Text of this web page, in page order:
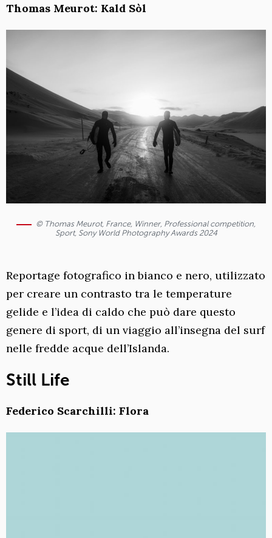
Thomas Meurot: Kald Sòl
© Thomas Meurot, France, Winner, Professional competition,
Sport, Sony World Photography Awards 2024
Reportage fotografico in bianco e nero, utilizzato
per creare un contrasto tra le temperature
gelide e l’idea di caldo che può dare questo
genere di sport, di un viaggio all’insegna del surf
nelle fredde acque dell’Islanda.
Still Life
Federico Scarchilli: Flora